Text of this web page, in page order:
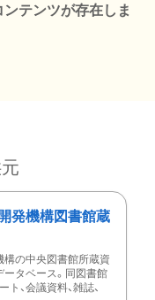
テンツが存在しま
発機構図書館蔵
構の中央図書館所蔵資
タベース。同図書館
、会議資料、雑誌、